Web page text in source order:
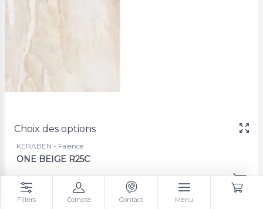
Choix des options
KERABEN - Faience
ONE BEIGE R25C
à partir de 17,60 €
Filters Compte Contact Menu